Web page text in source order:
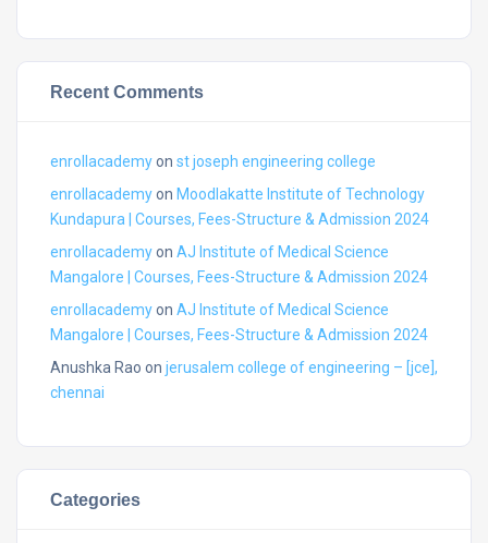
Recent Comments
enrollacademyon st joseph engineering college
enrollacademyon Moodlakatte Institute of Technology
Kundapura | Courses, Fees-Structure & Admission 2024
enrollacademyon AJ Institute of Medical Science
Mangalore | Courses, Fees-Structure & Admission 2024
enrollacademyon AJ Institute of Medical Science
Mangalore | Courses, Fees-Structure & Admission 2024
Anushka Rao on jerusalem college of engineering – [jce],
chennai
Categories